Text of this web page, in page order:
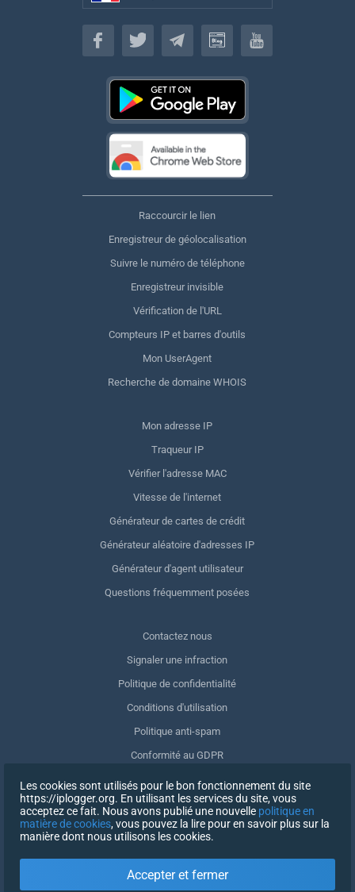
Français
Raccourcir le lien
Enregistreur de géolocalisation
Suivre le numéro de téléphone
Enregistreur invisible
Vérification de l'URL
Compteurs IP et barres d'outils
Mon UserAgent
Recherche de domaine WHOIS
Mon adresse IP
Traqueur IP
Vérifier l'adresse MAC
Vitesse de l'internet
Générateur de cartes de crédit
Générateur aléatoire d'adresses IP
Générateur d'agent utilisateur
Questions fréquemment posées
Contactez nous
Signaler une infraction
Politique de confidentialité
Conditions d'utilisation
Politique anti-spam
Conformité au GDPR
Supprimer mes données
Retrait du consentement
Les cookies sont utilisés pour le bon fonctionnement du site
https://iplogger.org. En utilisant les services du site, vous
acceptez ce fait. Nous avons publié une nouvelle politique en
matière de cookies, vous pouvez la lire pour en savoir plus sur la
manière dont nous utilisons les cookies.
Accepter et fermer